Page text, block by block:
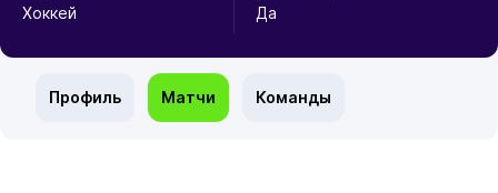
Хоккей Да
Профиль Матчи Команды